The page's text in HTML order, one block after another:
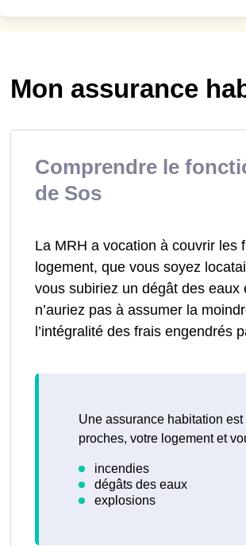
Mon assurance
Comprendre le
de Sos
La MRH a vocation à couvrir les
logement, que vous soyez
vous subiriez un dégât des
n’auriez pas à assumer la
l’intégralité des frais engendrés
Une assurance habitation
proches, votre logement et